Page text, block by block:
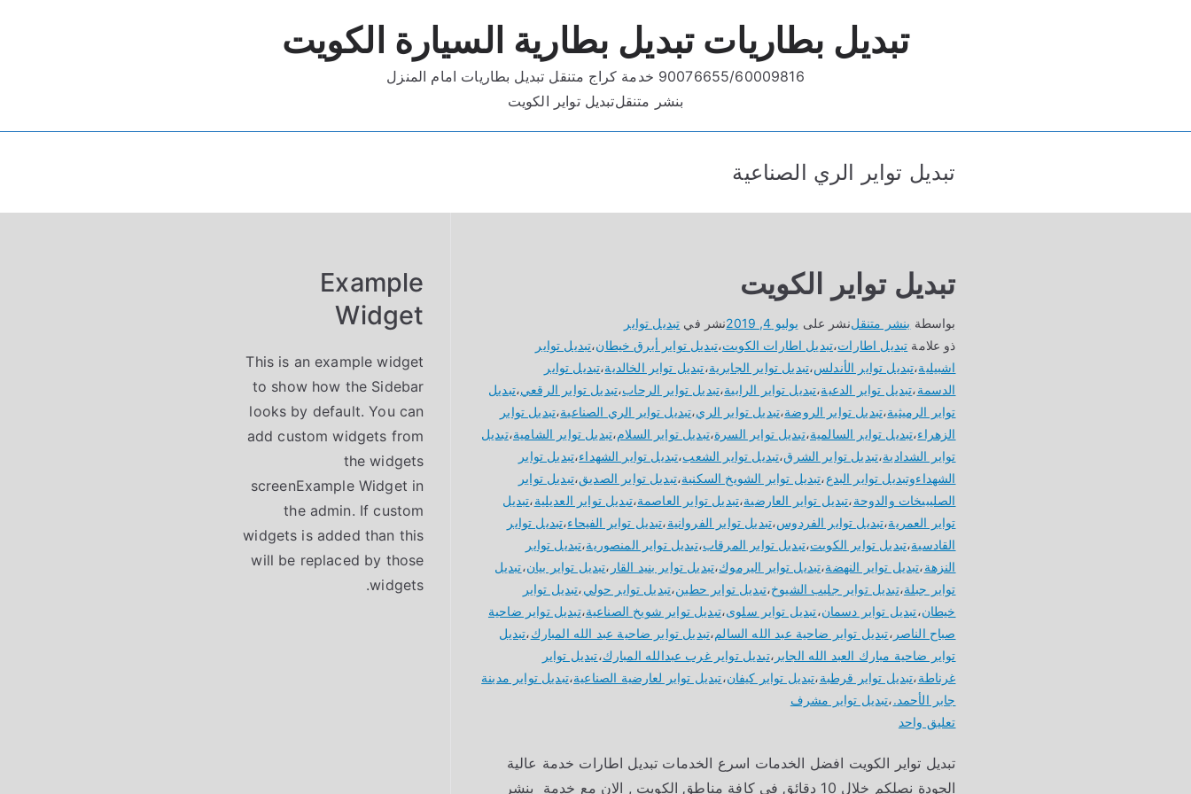
تبديل بطاريات تبديل بطارية السيارة الكويت
90076655/60009816 خدمة كراج متنقل تبديل بطاريات امام المنزل
بنشر متنقلتبديل تواير الكويت
تبديل تواير الري الصناعية
تبديل تواير الكويت
بواسطة بنشر متنقلنشر على يوليو 4, 2019 نشر في تبديل تواير
ذو علامة تبديل اطارات،تبديل اطارات الكويت،تبديل تواير أبرق خيطان،تبديل تواير
اشبيلية،تبديل تواير الأندلس،تبديل تواير الجابرية،تبديل تواير الخالدية،تبديل تواير
الدسمة،تبديل تواير الدعية،تبديل تواير الرابية،تبديل تواير الرحاب،تبديل تواير الرقعي،تبديل
تواير الرميثية،تبديل تواير الروضة،تبديل تواير الري،تبديل تواير الري الصناعية،تبديل تواير
الزهراء،تبديل تواير السالمية،تبديل تواير السرة،تبديل تواير السلام،تبديل تواير الشامية،تبديل
تواير الشدادية،تبديل تواير الشرق،تبديل تواير الشعب،تبديل تواير الشهداء،تبديل تواير
الشهداءوتبديل تواير البدع،تبديل تواير الشويخ السكنية،تبديل تواير الصديق،تبديل تواير
الصليبيخات والدوحة،تبديل تواير العارضية،تبديل تواير العاصمة،تبديل تواير العديلية،تبديل
تواير العمرية،تبديل تواير الفردوس،تبديل تواير الفروانية،تبديل تواير الفيحاء،تبديل تواير
القادسية،تبديل تواير الكويت،تبديل تواير المرقاب،تبديل تواير المنصورية،تبديل تواير
النزهة،تبديل تواير النهضة،تبديل تواير اليرموك،تبديل تواير بنيد القار ،تبديل تواير بيان،تبديل
تواير جبلة،تبديل تواير جليب الشيوخ،تبديل تواير حطين،تبديل تواير حولي،تبديل تواير
خيطان،تبديل تواير دسمان،تبديل تواير سلوى،تبديل تواير شويخ الصناعية،تبديل تواير ضاحية
صباح الناصر ،تبديل تواير ضاحية عبد الله السالم،تبديل تواير ضاحية عبد الله المبارك،تبديل
تواير ضاحية مبارك العبد الله الجابر ،تبديل تواير غرب عبدالله المبارك،تبديل تواير
غرناطة،تبديل تواير قرطبة،تبديل تواير كيفان،تبديل تواير لعارضية الصناعية،تبديل تواير مدينة
جابر الأحمد.،تبديل تواير مشرف
تعليق واحد
تواير
الكويت
تبديل تواير الكويت افضل الخدمات اسرع الخدمات تبديل اطارات خدمة عالية
الجودة نصلكم خلال 10 دقائق في كافة مناطق الكويت , الان مع خدمة بنشر
Example
Widget
This is an example widget
to show how the Sidebar
looks by default. You can
add custom widgets from
the widgets
screenExample Widget in
the admin. If custom
widgets is added than this
will be replaced by those
widgets.